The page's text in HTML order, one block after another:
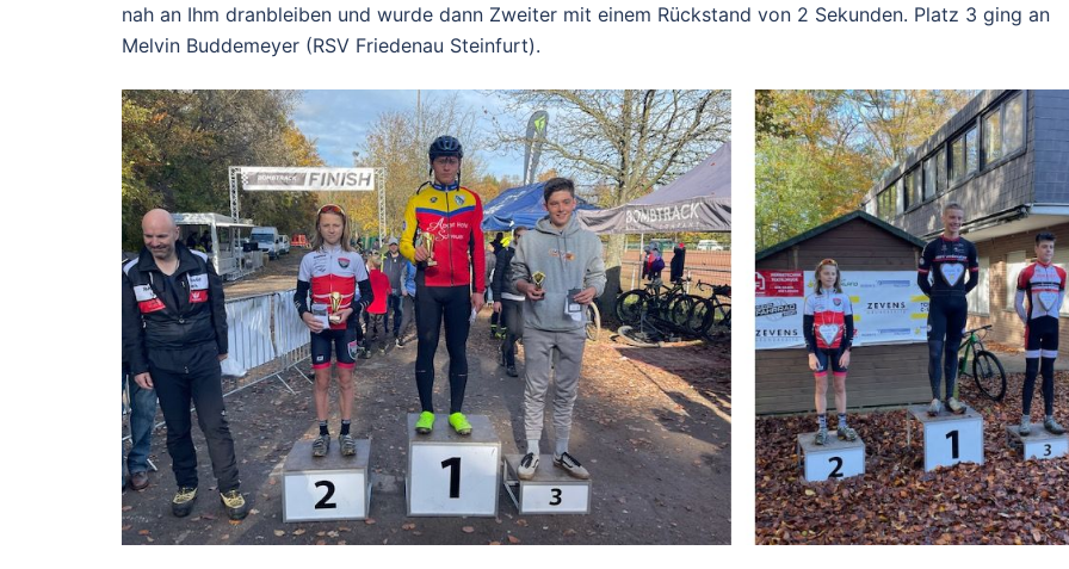
nah an Ihm dranbleiben und wurde dann Zweiter mit einem Rückstand von 2 Sekunden. Platz 3 ging an
Melvin Buddemeyer (RSV Friedenau Steinfurt).